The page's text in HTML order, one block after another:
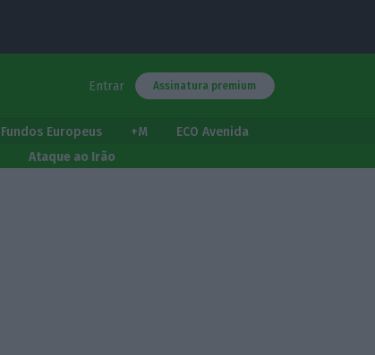
Entrar Assinatura premium
Fundos Europeus +M
ECO Avenida
Ataque ao Irão